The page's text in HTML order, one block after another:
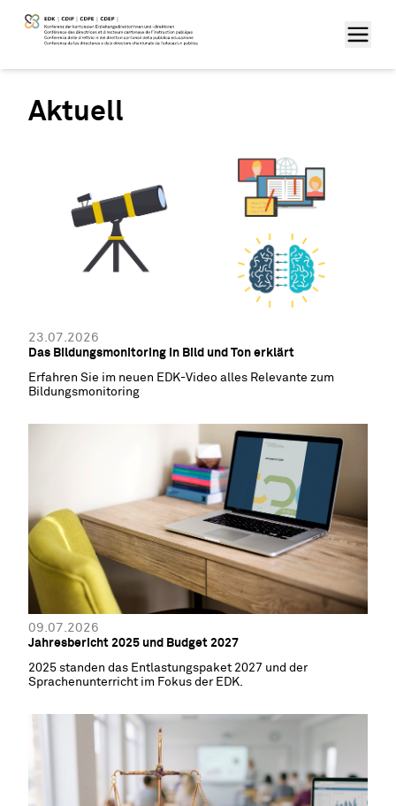
Aktuell
23.07.2026
Das Bildungsmonitoring in Bild und Ton erklärt
Erfahren Sie im neuen EDK-Video alles Relevante zum
Bildungsmonitoring
09.07.2026
Jahresbericht 2025 und Budget 2027
2025 standen das Entlastungspaket 2027 und der
Sprachenunterricht im Fokus der EDK.